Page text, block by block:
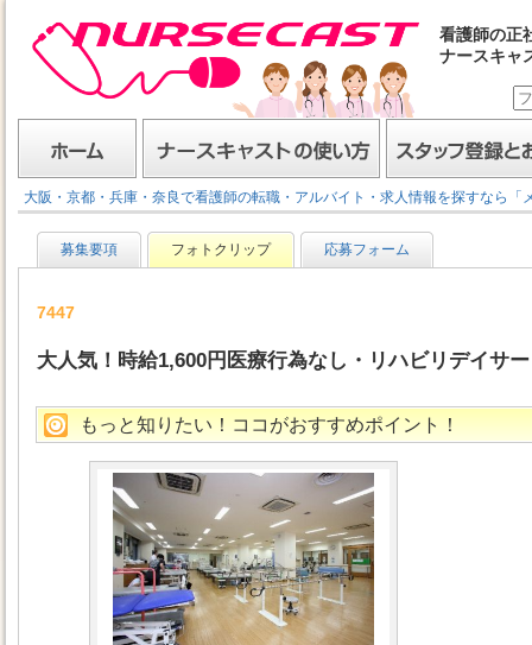
看護師の正
ナースキャ
ホーム ナースキャストの使い方 スタッフ登録とお仕
大阪・京都・兵庫・奈良で看護師の転職・アルバイト・求人情報を探すなら「
募集要項 フォトクリップ 応募フォーム
7447
大人気！時給1,600円医療行為なし・リハビリデイサ
もっと知りたい！ココがおすすめポイント！